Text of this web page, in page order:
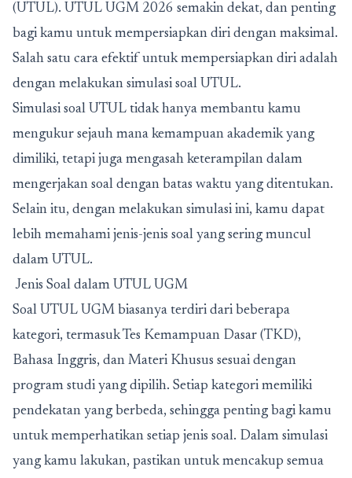
(UTUL). UTUL UGM 2026 semakin dekat, dan penting
bagi kamu untuk mempersiapkan diri dengan maksimal.
Salah satu cara efektif untuk mempersiapkan diri adalah
dengan melakukan simulasi soal UTUL.
Simulasi soal UTUL tidak hanya membantu kamu
mengukur sejauh mana kemampuan akademik yang
dimiliki, tetapi juga mengasah keterampilan dalam
mengerjakan soal dengan batas waktu yang ditentukan.
Selain itu, dengan melakukan simulasi ini, kamu dapat
lebih memahami jenis-jenis soal yang sering muncul
dalam UTUL.
Jenis Soal dalam UTUL UGM
Soal UTUL UGM biasanya terdiri dari beberapa
kategori, termasuk Tes Kemampuan Dasar (TKD),
Bahasa Inggris, dan Materi Khusus sesuai dengan
program studi yang dipilih. Setiap kategori memiliki
pendekatan yang berbeda, sehingga penting bagi kamu
untuk memperhatikan setiap jenis soal. Dalam simulasi
yang kamu lakukan, pastikan untuk mencakup semua